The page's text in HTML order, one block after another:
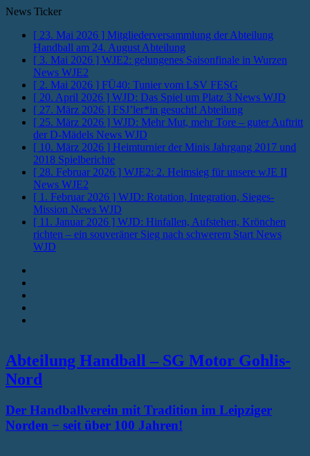
News Ticker
[ 23. Mai 2026 ] Mitgliederversammlung der Abteilung
Handball am 24. August Abteilung
[ 3. Mai 2026 ] WJE2: gelungenes Saisonfinale in Wurzen
News WJE2
[ 2. Mai 2026 ] FÜ40: Tunier vom LSV FESG
[ 20. April 2026 ] WJD: Das Spiel um Platz 3 News WJD
[ 27. März 2026 ] FSJ’ler*in gesucht! Abteilung
[ 25. März 2026 ] WJD: Mehr Mut, mehr Tore – guter Auftritt
der D-Mädels News WJD
[ 10. März 2026 ] Heimturnier der Minis Jahrgang 2017 und
2018 Spielberichte
[ 28. Februar 2026 ] WJE2: 2. Heimsieg für unsere wJE II
News WJE2
[ 1. Februar 2026 ] WJD: Rotation, Integration, Sieges-
Mission News WJD
[ 11. Januar 2026 ] WJD: Hinfallen, Aufstehen, Krönchen
richten – ein souveräner Sieg nach schwerem Start News
WJD
Abteilung Handball – SG Motor Gohlis-
Nord
Der Handballverein mit Tradition im Leipziger
Norden − seit über 100 Jahren!